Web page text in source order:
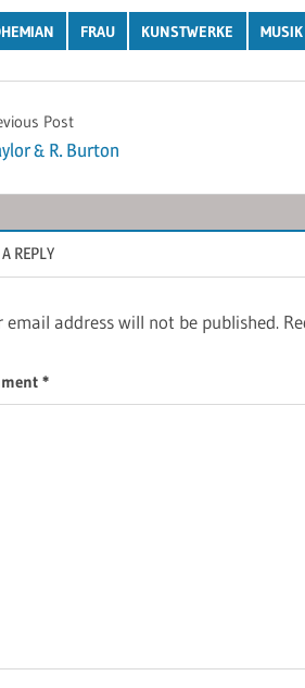
FRAU KUNSTWERKE MUSIK
Post
& R. Burton
REPLY
email address will not be published.
*